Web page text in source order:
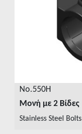
No.550H
Μονή με 2 Βίδες
Stainless Steel Bolts